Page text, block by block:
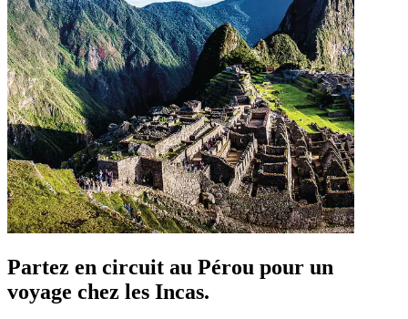
Partez en circuit au Pérou pour un
voyage chez les Incas.